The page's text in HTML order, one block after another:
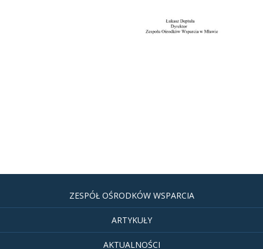
ZESPÓŁ OŚRODKÓW WSPARCIA
ARTYKUŁY
AKTUALNOŚCI